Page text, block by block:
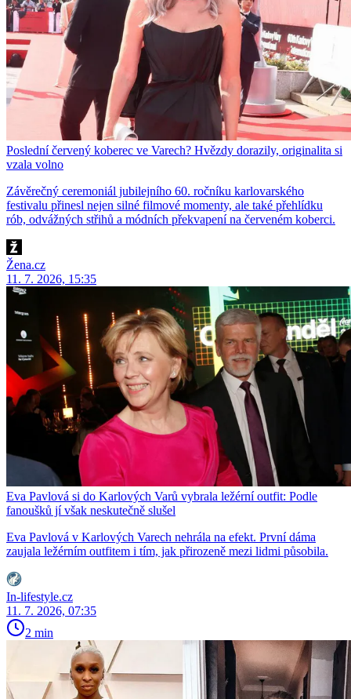
Poslední červený koberec ve Varech? Hvězdy dorazily, originalita si
vzala volno
Závěrečný ceremoniál jubilejního 60. ročníku karlovarského
festivalu přinesl nejen silné filmové momenty, ale také přehlídku
rób, odvážných střihů a módních překvapení na červeném koberci.
Žena.cz
11. 7. 2026, 15:35
Eva Pavlová si do Karlových Varů vybrala ležérní outfit: Podle
fanoušků jí však neskutečně slušel
Eva Pavlová v Karlových Varech nehrála na efekt. První dáma
zaujala ležérním outfitem i tím, jak přirozeně mezi lidmi působila.
In-lifestyle.cz
11. 7. 2026, 07:35
2 min